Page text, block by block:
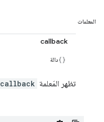
المعلمات
callback
دالة
تظهر المَعلمة callback